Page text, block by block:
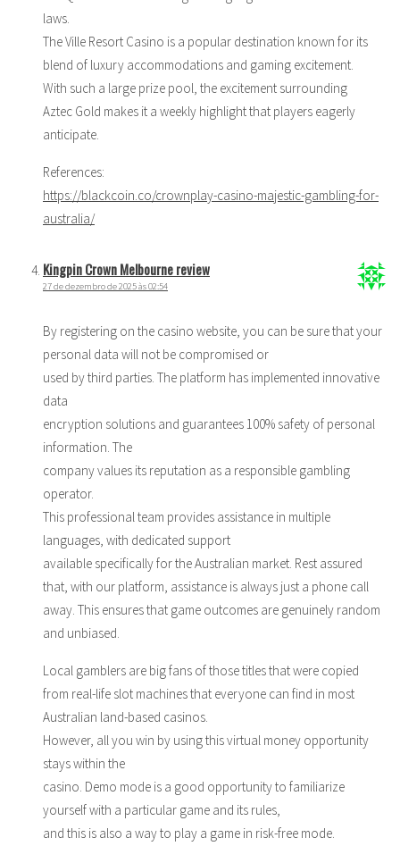
laws.
The Ville Resort Casino is a popular destination known for its
blend of luxury accommodations and gaming excitement.
With such a large prize pool, the excitement surrounding
Aztec Gold makes it a weekly highlight that players eagerly
anticipate.
References:
https://blackcoin.co/crownplay-casino-majestic-gambling-for-
australia/
Kingpin Crown Melbourne review
27 de dezembro de 2025 às 02:54
By registering on the casino website, you can be sure that your
personal data will not be compromised or
used by third parties. The platform has implemented innovative
data
encryption solutions and guarantees 100% safety of personal
information. The
company values its reputation as a responsible gambling
operator.
This professional team provides assistance in multiple
languages, with dedicated support
available specifically for the Australian market. Rest assured
that, with our platform, assistance is always just a phone call
away. This ensures that game outcomes are genuinely random
and unbiased.
Local gamblers are big fans of those titles that were copied
from real-life slot machines that everyone can find in most
Australian land-based casinos.
However, all you win by using this virtual money opportunity
stays within the
casino. Demo mode is a good opportunity to familiarize
yourself with a particular game and its rules,
and this is also a way to play a game in risk-free mode.